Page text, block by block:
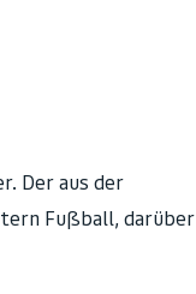
Der aus der
Fußball, darüber